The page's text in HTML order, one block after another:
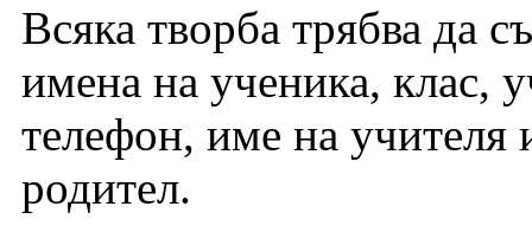
Всяка творба трябва да
имена на ученика, клас,
телефон, име на учителя
родител.